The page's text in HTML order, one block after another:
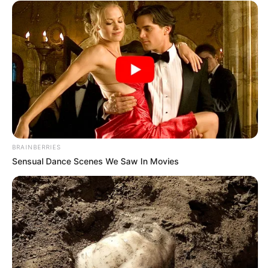
Tarantino’s Latest Effort Will Probably Be His Best To
Date
BRAINBERRIES
What Happened To Laura San Giacomo? She's Still
BRAINBERRIES
Sensual Dance Scenes We Saw In Movies